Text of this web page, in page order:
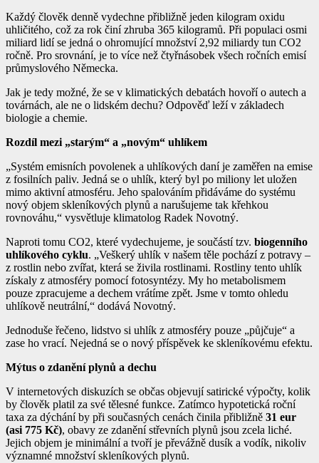
Každý člověk denně vydechne přibližně jeden kilogram oxidu
uhličitého, což za rok činí zhruba 365 kilogramů. Při populaci osmi
miliard lidí se jedná o ohromující množství 2,92 miliardy tun CO2
ročně. Pro srovnání, je to více než čtyřnásobek všech ročních emisí
průmyslového Německa.
Jak je tedy možné, že se v klimatických debatách hovoří o autech a
továrnách, ale ne o lidském dechu? Odpověď leží v základech
biologie a chemie.
Rozdíl mezi „starým“ a „novým“ uhlíkem
„Systém emisních povolenek a uhlíkových daní je zaměřen na emise
z fosilních paliv. Jedná se o uhlík, který byl po miliony let uložen
mimo aktivní atmosféru. Jeho spalováním přidáváme do systému
nový objem skleníkových plynů a narušujeme tak křehkou
rovnováhu,“ vysvětluje klimatolog Radek Novotný.
Naproti tomu CO2, které vydechujeme, je součástí tzv. biogenního
uhlíkového cyklu. „Veškerý uhlík v našem těle pochází z potravy –
z rostlin nebo zvířat, která se živila rostlinami. Rostliny tento uhlík
získaly z atmosféry pomocí fotosyntézy. My ho metabolismem
pouze zpracujeme a dechem vrátíme zpět. Jsme v tomto ohledu
uhlíkově neutrální,“ dodává Novotný.
Jednoduše řečeno, lidstvo si uhlík z atmosféry pouze „půjčuje“ a
zase ho vrací. Nejedná se o nový příspěvek ke skleníkovému efektu.
Mýtus o zdanění plynů a dechu
V internetových diskuzích se občas objevují satirické výpočty, kolik
by člověk platil za své tělesné funkce. Zatímco hypotetická roční
taxa za dýchání by při současných cenách činila přibližně 31 eur
(asi 775 Kč), obavy ze zdanění střevních plynů jsou zcela liché.
Jejich objem je minimální a tvoří je převážně dusík a vodík, nikoliv
významné množství skleníkových plynů.